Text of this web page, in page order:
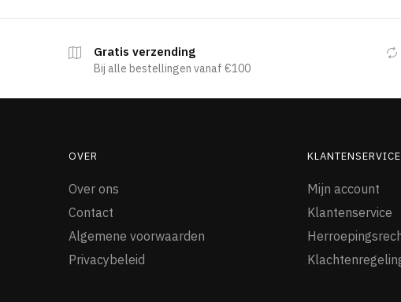
Gratis verzending
Bij alle bestellingen vanaf €100
OVER
Over ons
Contact
Algemene voorwaarden
Privacybeleid
KLANTENSERVICE
Mijn account
Klantenservice